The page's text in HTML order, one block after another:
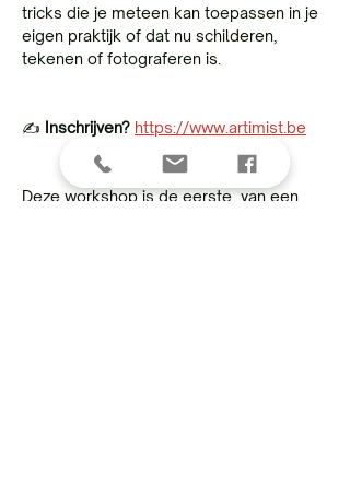
tricks die je meteen kan toepassen in je
eigen praktijk of dat nu schilderen,
tekenen of fotograferen is.
✍️ Inschrijven? https://www.artimist.be
Deze workshop is de eerste  van een